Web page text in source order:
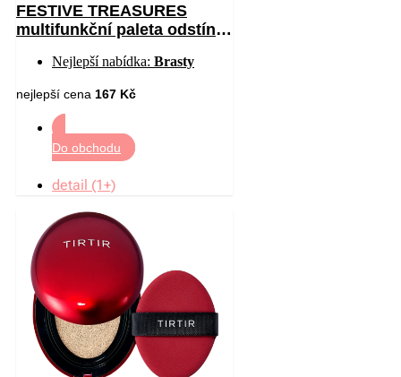
FESTIVE TREASURES
multifunkční paleta odstín
Nejlepší nabídka: Brasty
nejlepší cena 167 Kč
Do obchodu
detail (1+)